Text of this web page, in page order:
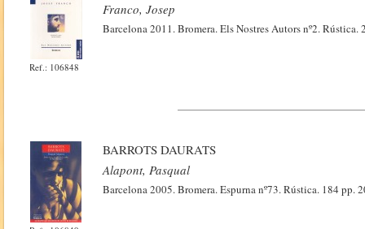
Ref.: 106848
Franco, Josep
Barcelona 2011. Bromera. Els Nostres Autors nº2.
BARROTS DAURATS
Alapont, Pasqual
Barcelona 2005. Bromera. Espurna nº73. Rústica. 184 pp.